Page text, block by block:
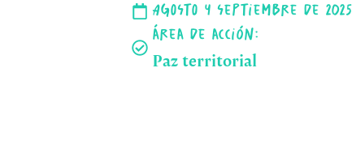
Agosto y septiembre de 2025
Área de acción:
Paz territorial